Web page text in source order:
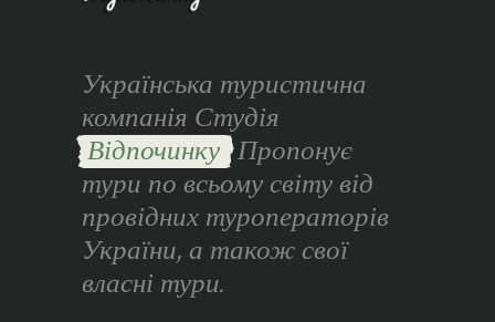
Українська туристична
компанія Студія
Відпочинку Пропонує
тури по всьому світу від
провідних туроператорів
України, а також свої
власні тури.